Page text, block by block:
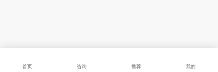
首页 咨询 推荐 我的